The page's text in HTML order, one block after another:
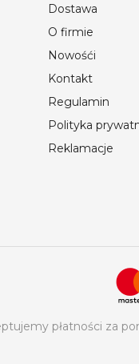
Dostawa
O firmie
Nowośći
Kontakt
Regulamin
Polityka
Reklamacje
płatności za